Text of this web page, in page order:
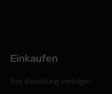
Einkaufen
Ihre Bestellung verfolgen